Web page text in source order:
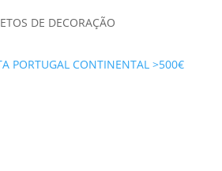
DE DECORAÇÃO
PORTUGAL CONTINENTAL >500€